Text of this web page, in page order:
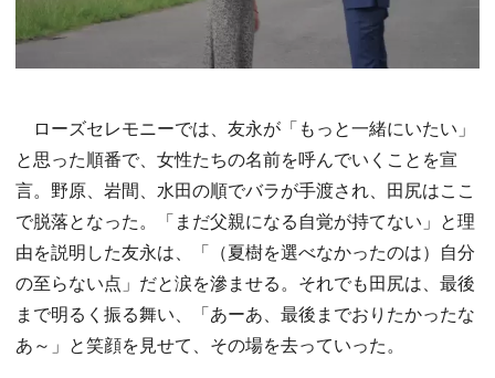
ローズセレモニーでは、友永が「もっと一緒にいたい」
と思った順番で、女性たちの名前を呼んでいくことを宣
言。野原、岩間、水田の順でバラが手渡され、田尻はここ
で脱落となった。「まだ父親になる自覚が持てない」と理
由を説明した友永は、「（夏樹を選べなかったのは）自分
の至らない点」だと涙を滲ませる。それでも田尻は、最後
まで明るく振る舞い、「あーあ、最後までおりたかったな
あ～」と笑顔を見せて、その場を去っていった。